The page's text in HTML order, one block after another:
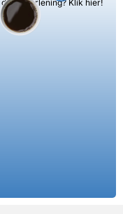
dienstverlening? Klik hier!